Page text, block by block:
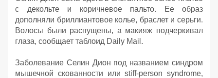
с декольте и коричневое пальто. Ее образ
дополняли бриллиантовое колье, браслет и серьги.
Волосы были распущены, а макияж подчеркивал
глаза, сообщает таблоид Daily Mail.
Заболевание Селин Дион под названием синдром
мышечной скованности или stiff-person syndrome,